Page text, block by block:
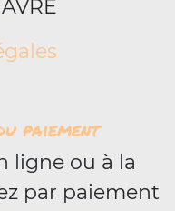
paiement
ligne ou à la
par paiement